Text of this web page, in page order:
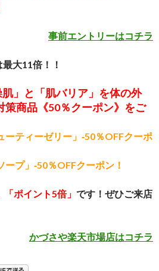
事前エントリーはコチラ
大11倍！！
肌」と「肌バリア」を体の外
策商品《50％クーポン》 をご
ーティーゼリー」‐50％OFFクーポ
ープ」‐50％OFFクーポン！
ポイント5倍」 です！ぜひご来店
かづさや楽天市場店はコチラ